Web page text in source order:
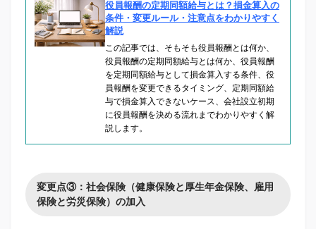
役員報酬の定期同額給与とは？損金算入の
条件・変更ルール・注意点をわかりやすく
解説
この記事では、そもそも役員報酬とは何か、
役員報酬の定期同額給与とは何か、役員報酬
を定期同額給与として損金算入する条件、役
員報酬を変更できるタイミング、定期同額給
与で損金算入できないケース、会社設立初期
に役員報酬を決める流れまでわかりやすく解
説します。
変更点③：社会保険（健康保険と厚生年金保険、雇用
保険と労災保険）の加入